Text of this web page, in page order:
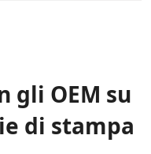
gli OEM su
di stampa